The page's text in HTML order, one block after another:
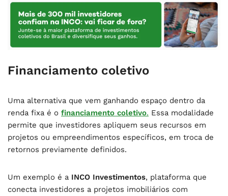
Financiamento coletivo
Uma alternativa que vem ganhando espaço dentro da
renda fixa é o financiamento coletivo. Essa modalidade
permite que investidores apliquem seus recursos em
projetos ou empreendimentos específicos, em troca de
retornos previamente definidos.
Um exemplo é a INCO Investimentos, plataforma que
conecta investidores a projetos imobiliários com